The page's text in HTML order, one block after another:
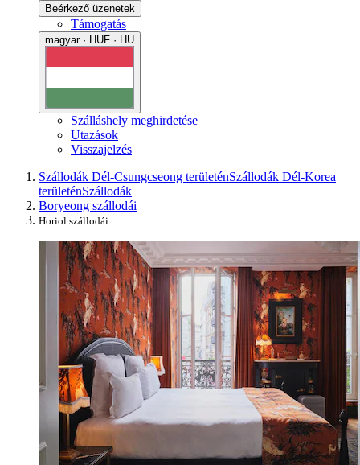
Beérkező üzenetek
Támogatás
magyar · HUF · HU
Szálláshely meghirdetése
Utazások
Visszajelzés
Szállodák Dél-Csungcseong területénSzállodák Dél-Korea
területénSzállodák
Boryeong szállodái
Horiol szállodái